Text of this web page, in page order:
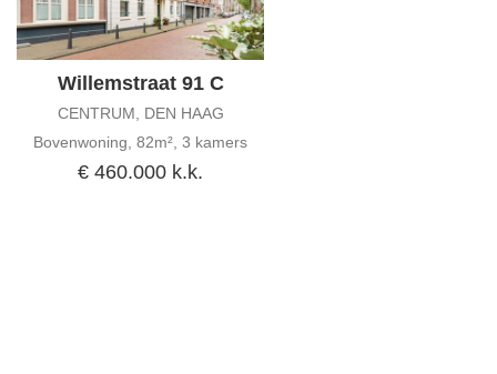
Willemstraat 91 C
CENTRUM, DEN HAAG
Bovenwoning, 82m², 3 kamers
€ 460.000 k.k.